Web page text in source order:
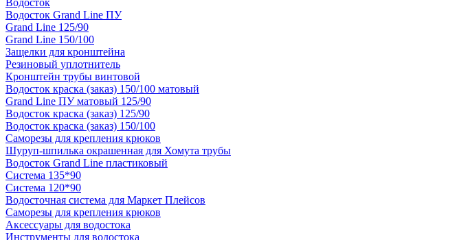
Водосток
Водосток Grand Line ПУ
Grand Line 125/90
Grand Line 150/100
Защелки для кронштейна
Резиновый уплотнитель
Кронштейн трубы винтовой
Водосток краска (заказ) 150/100 матовый
Grand Line ПУ матовый 125/90
Водосток краска (заказ) 125/90
Водосток краска (заказ) 150/100
Саморезы для крепления крюков
Шуруп-шпилька окрашенная для Хомута трубы
Водосток Grand Line пластиковый
Система 135*90
Система 120*90
Водосточная система для Маркет Плейсов
Саморезы для крепления крюков
Аксессуары для водостока
Инструменты для водостока